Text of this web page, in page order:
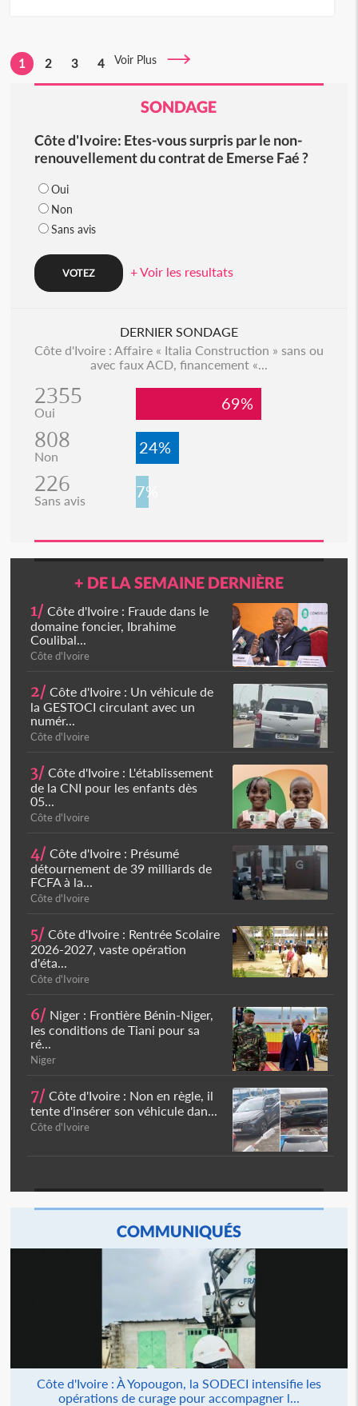
1 2 3 4 Voir Plus
SONDAGE
Côte d'Ivoire: Etes-vous surpris par le non-
renouvellement du contrat de Emerse Faé ?
Oui
Non
Sans avis
+ Voir les resultats
DERNIER SONDAGE
Côte d'Ivoire : Affaire « Italia Construction » sans ou
avec faux ACD, financement «...
2355
Oui 69%
808
Non 24%
226
Sans avis 7%
+ DE LA SEMAINE DERNIÈRE
1/ Côte d'Ivoire : Fraude dans le
domaine foncier, Ibrahime
Coulibal...
Côte d'Ivoire
2/ Côte d'Ivoire : Un véhicule de
la GESTOCI circulant avec un
numér...
Côte d'Ivoire
3/ Côte d'Ivoire : L'établissement
de la CNI pour les enfants dès
05...
Côte d'Ivoire
4/ Côte d'Ivoire : Présumé
détournement de 39 milliards de
FCFA à la...
Côte d'Ivoire
5/ Côte d'Ivoire : Rentrée Scolaire
2026-2027, vaste opération
d'éta...
Côte d'Ivoire
6/ Niger : Frontière Bénin-Niger,
les conditions de Tiani pour sa
ré...
Niger
7/ Côte d'Ivoire : Non en règle, il
tente d'insérer son véhicule dan...
Côte d'Ivoire
COMMUNIQUÉS
Côte d'Ivoire : À Yopougon, la SODECI intensifie les
opérations de curage pour accompagner l...